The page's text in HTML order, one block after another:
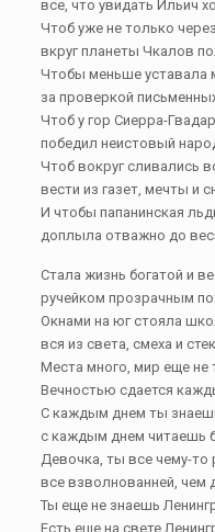
все, что увидать Ильич
Чтоб уже не только
вкруг планеты Чкалов
Чтобы меньше уставала
за проверкой
Чтоб у гор Сиерра-
победил неистовый
Чтоб вокруг сливались
вести из газет, мечты и
И чтобы папанинская
доплыла отважно до
Стала жизнь богатой и
ручейком прозрачным
Окнами на юг стояла
вся из света, смеха и
Места много, мир еще не
Вечностью сдается
С каждым днем ты
с каждым днем читаешь
Девочка, ты все чему-то
все взволнованней, чем
Ты еще не знаешь
Есть еще на свете